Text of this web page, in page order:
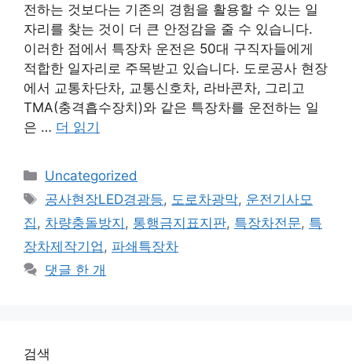
전하는 것보다는 기존의 경험을 활용할 수 있는 일
자리를 찾는 것이 더 큰 안정감을 줄 수 있습니다.
이러한 점에서 특장차 운전은 50대 구직자들에게
적합한 일자리로 주목받고 있습니다. 도로공사 현장
에서 교통차단차, 교통신호차, 라바콘차, 그리고
TMA(충격흡수장치)와 같은 특장차를 운전하는 일
은 … 더 읽기
카
테
고
리
Uncategorized
태
그
공사현장LED경광등, 도로차광막, 운전기사모
집 , 차량충돌방지 , 통행금지표지판, 특장차전문, 특
장차제작기업 , 파쇄특장차
댓글 한 개
검색